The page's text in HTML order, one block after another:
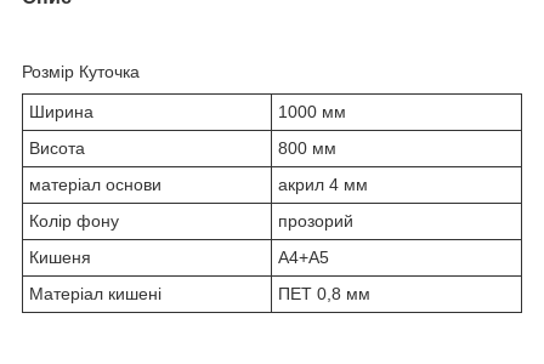
Розмір Куточка
Ширина
1000 мм
Висота
800 мм
матеріал основи
акрил 4 мм
Колір фону
прозорий
Кишеня
А4+А5
Матеріал кишені
ПЕТ 0,8 мм